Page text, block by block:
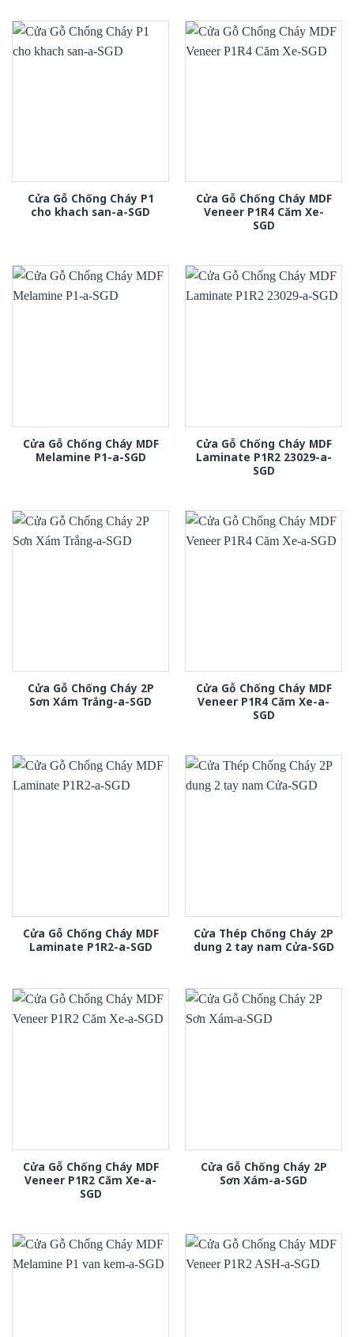
Cửa Gỗ Chống Cháy P1
cho khach san-a-SGD
Cửa Gỗ Chống Cháy MDF
Veneer P1R4 Căm Xe-
SGD
Cửa Gỗ Chống Cháy MDF
Melamine P1-a-SGD
Cửa Gỗ Chống Cháy MDF
Laminate P1R2 23029-a-
SGD
Cửa Gỗ Chống Cháy 2P
Sơn Xám Trắng-a-SGD
Cửa Gỗ Chống Cháy MDF
Veneer P1R4 Căm Xe-a-
SGD
Cửa Gỗ Chống Cháy MDF
Laminate P1R2-a-SGD
Cửa Thép Chống Cháy 2P
dung 2 tay nam Cửa-SGD
Cửa Gỗ Chống Cháy MDF
Veneer P1R2 Căm Xe-a-
SGD
Cửa Gỗ Chống Cháy 2P
Sơn Xám-a-SGD